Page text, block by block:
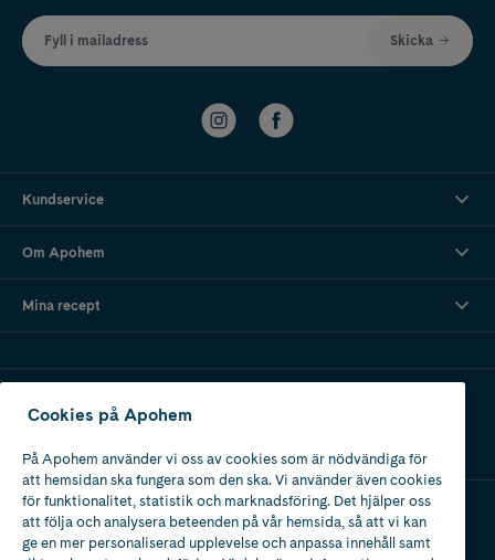
Fyll i mailadress Skicka
Kundservice
Om Apohem
Mina recept
Apotek med tillstånd
av Läkemedelsverket
Cookies på Apohem
På Apohem använder vi oss av cookies som är nödvändiga för
att hemsidan ska fungera som den ska. Vi använder även cookies
för funktionalitet, statistik och marknadsföring. Det hjälper oss
att följa och analysera beteenden på vår hemsida, så att vi kan
ge en mer personaliserad upplevelse och anpassa innehåll samt